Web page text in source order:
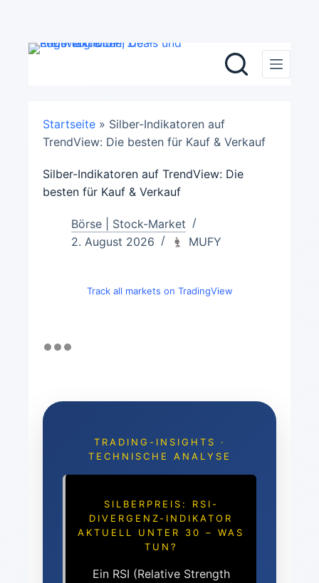
Zum
Startseite » Silber-Indikatoren auf
TrendView: Die besten für Kauf & Verkauf
Silber-Indikatoren auf TrendView: Die
besten für Kauf & Verkauf
Börse | Stock-Market
2. August 2026
MUFY
Track all markets on TradingView
TRADING-INSIGHTS ·
TECHNISCHE ANALYSE
SILBERPREIS: RSI-
DIVERGENZ-INDIKATOR
AKTUELL UNTER 30 – WAS
TUN?
Ein RSI (Relative Strength